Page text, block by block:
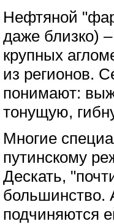
Нефтяной
даже близко)
крупных
из регионов.
понимают:
тонущую,
Многие
путинскому
Дескать,
большинство.
подчиняются